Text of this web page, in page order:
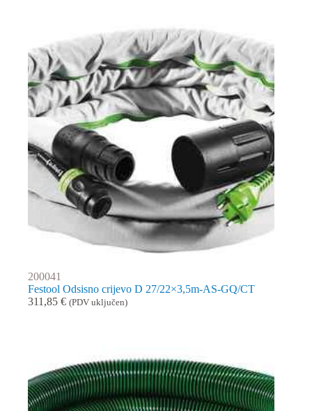
200041
Festool Odsisno crijevo D 27/22×3,5m-AS-GQ/CT
311,85 € (PDV uključen)